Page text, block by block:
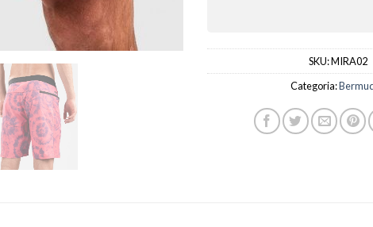
SKU:MIRA02
Categoria: